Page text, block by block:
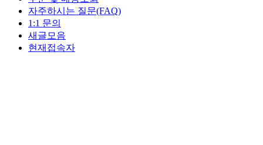
자주하시는 질문(FAQ)
1:1 문의
새글모음
현재접속자